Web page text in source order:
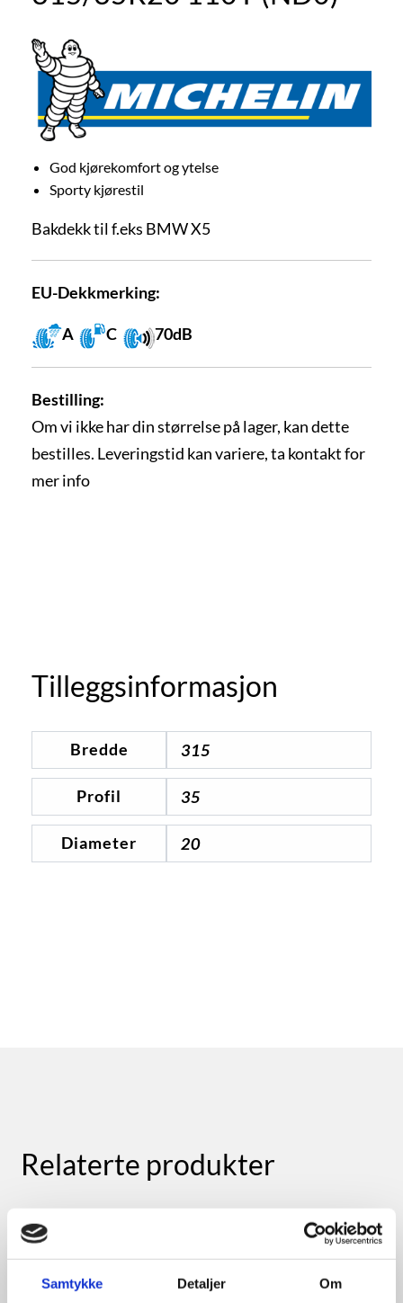
Samtykke Detaljer Om
God kjørekomfort og ytelse
Sporty kjørestil
Bakdekk til f.eks BMW X5
EU-Dekkmerking:
A C 70dB
Bestilling:
Om vi ikke har din størrelse på lager, kan dette
bestilles. Leveringstid kan variere, ta kontakt for
mer info
Tilleggsinformasjon
Bredde 315
Profil 35
Diameter 20
Relaterte produkter